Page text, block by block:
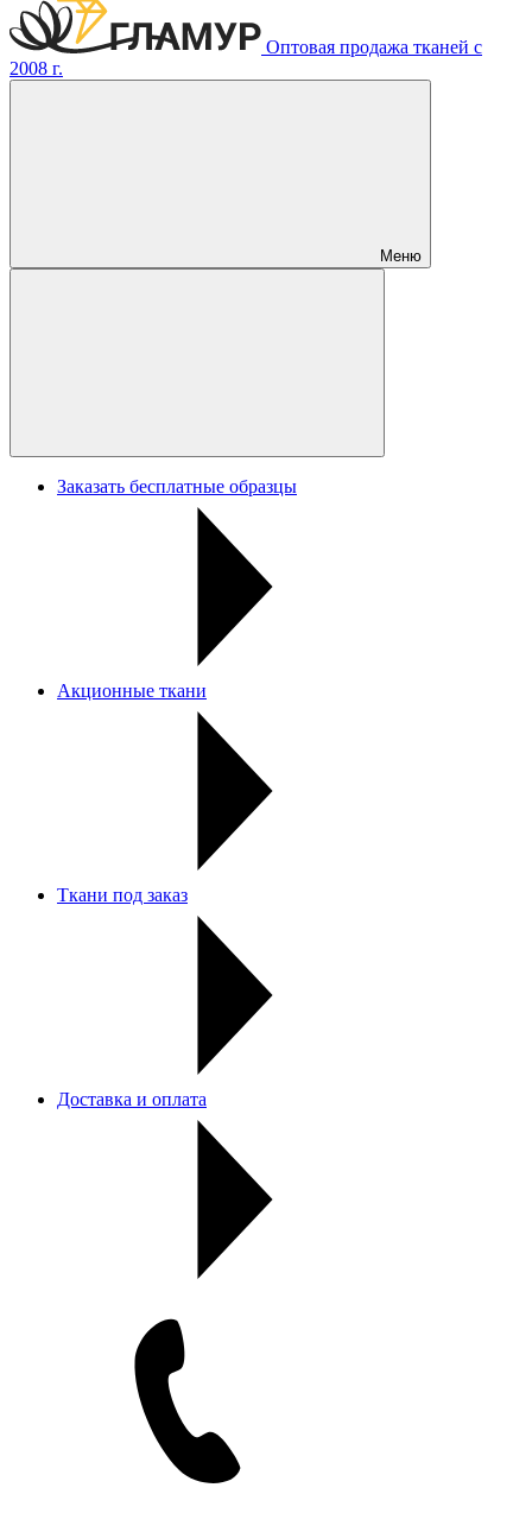
Оптовая продажа тканей с
2008 г.
Меню
Заказать бесплатные образцы
Акционные ткани
Ткани под заказ
Доставка и оплата